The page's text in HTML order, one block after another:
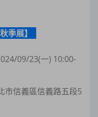
季展】
09/23(一) 10:00-
市信義區信義路五段5